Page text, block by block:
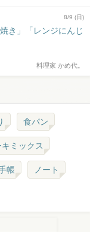
8/9 (日)
き」「レンジにんじ
料理家 かめ代。
食パン
ミックス
帳 ノート